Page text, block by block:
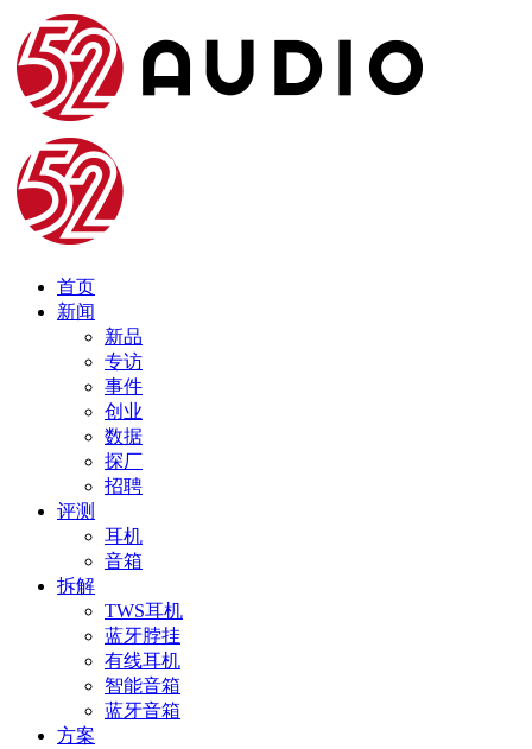
首页
新闻
新品
专访
事件
创业
数据
探厂
招聘
评测
耳机
音箱
拆解
TWS耳机
蓝牙脖挂
有线耳机
智能音箱
蓝牙音箱
方案